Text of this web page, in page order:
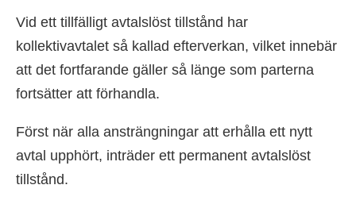
Vid ett tillfälligt avtalslöst tillstånd har
kollektivavtalet så kallad efterverkan, vilket innebär
att det fortfarande gäller så länge som parterna
fortsätter att förhandla.
Först när alla ansträngningar att erhålla ett nytt
avtal upphört, inträder ett permanent avtalslöst
tillstånd.